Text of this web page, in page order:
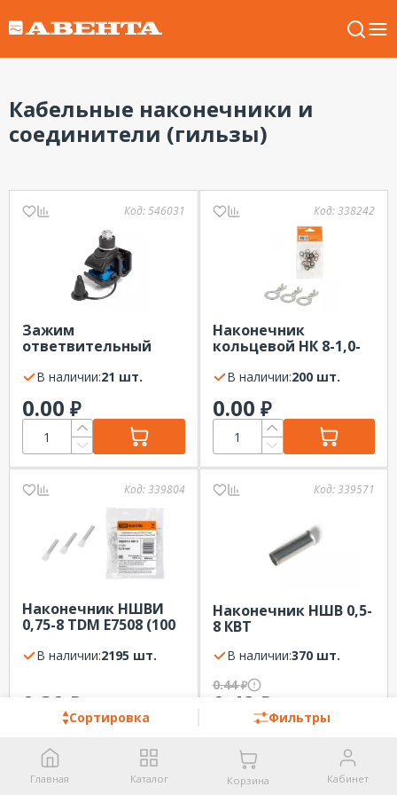
Кабельные наконечники и
соединители (гильзы)
Сортировка Фильтры
Код:546031
Зажим
ответвительный
В наличии: 21 шт.
0.00 ₽
Код:338242
Наконечник
кольцевой НК 8-1,0-
В наличии: 200 шт.
0.00 ₽
Код:339804
Наконечник НШВИ
0,75-8 TDM Е7508 (100
В наличии: 2195 шт.
0.30 ₽
Код:339571
Наконечник НШВ 0,5-
8 КВТ
В наличии:
370 шт.
0.44₽
0.42 ₽
Код:339581 Код:339433
Главная Каталог Корзина Кабинет